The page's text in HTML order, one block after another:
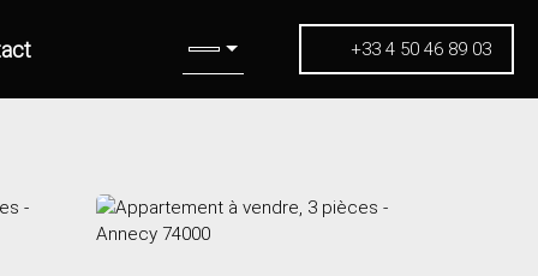
+33 4 50 46 89 03